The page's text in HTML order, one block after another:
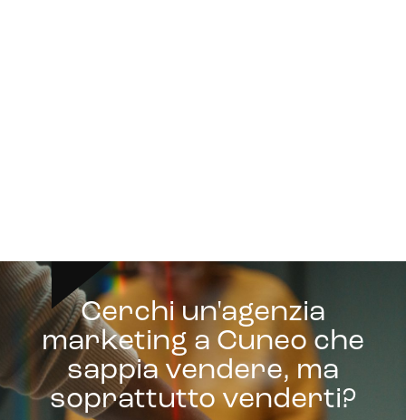
Cerchi un'agenzia
marketing a Cuneo che
sappia vendere, ma
soprattutto venderti?